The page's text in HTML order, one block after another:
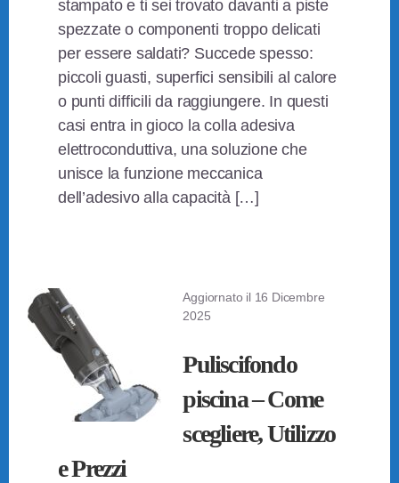
stampato e ti sei trovato davanti a piste
spezzate o componenti troppo delicati
per essere saldati? Succede spesso:
piccoli guasti, superfici sensibili al calore
o punti difficili da raggiungere. In questi
casi entra in gioco la colla adesiva
elettroconduttiva, una soluzione che
unisce la funzione meccanica
dell’adesivo alla capacità […]
Aggiornato il 16 Dicembre
2025
Puliscifondo
piscina​ – Come
scegliere, Utilizzo
e Prezzi